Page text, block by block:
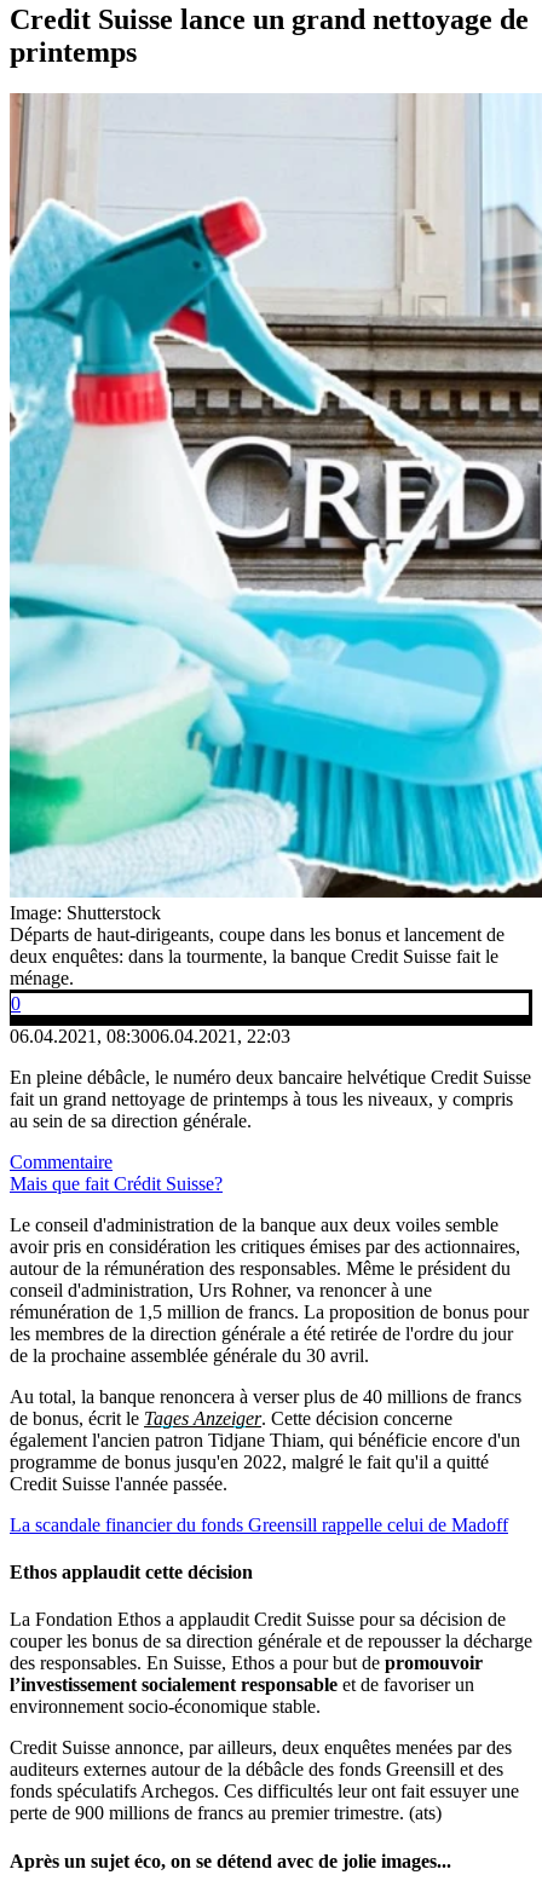
Credit Suisse lance un grand nettoyage de
printemps
Image: Shutterstock
Départs de haut-dirigeants, coupe dans les bonus et lancement de
deux enquêtes: dans la tourmente, la banque Credit Suisse fait le
ménage.
0
06.04.2021, 08:3006.04.2021, 22:03
En pleine débâcle, le numéro deux bancaire helvétique Credit Suisse
fait un grand nettoyage de printemps à tous les niveaux, y compris
au sein de sa direction générale.
Commentaire
Mais que fait Crédit Suisse?
Le conseil d'administration de la banque aux deux voiles semble
avoir pris en considération les critiques émises par des actionnaires,
autour de la rémunération des responsables. Même le président du
conseil d'administration, Urs Rohner, va renoncer à une
rémunération de 1,5 million de francs. La proposition de bonus pour
les membres de la direction générale a été retirée de l'ordre du jour
de la prochaine assemblée générale du 30 avril.
Au total, la banque renoncera à verser plus de 40 millions de francs
de bonus, écrit le Tages Anzeiger. Cette décision concerne
également l'ancien patron Tidjane Thiam, qui bénéficie encore d'un
programme de bonus jusqu'en 2022, malgré le fait qu'il a quitté
Credit Suisse l'année passée.
La scandale financier du fonds Greensill rappelle celui de Madoff
Ethos applaudit cette décision
La Fondation Ethos a applaudit Credit Suisse pour sa décision de
couper les bonus de sa direction générale et de repousser la décharge
des responsables. En Suisse, Ethos a pour but de promouvoir
l’investissement socialement responsable et de favoriser un
environnement socio-économique stable.
Credit Suisse annonce, par ailleurs, deux enquêtes menées par des
auditeurs externes autour de la débâcle des fonds Greensill et des
fonds spéculatifs Archegos. Ces difficultés leur ont fait essuyer une
perte de 900 millions de francs au premier trimestre. (ats)
Après un sujet éco, on se détend avec de jolie images...